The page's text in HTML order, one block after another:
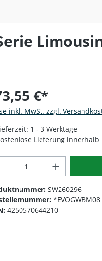
€*
inkl. MwSt. zzgl.
1 - 3 Werktage
Lieferung innerhalb
Anzahl:
SW260296
*EVOGWBM08
4250570644210